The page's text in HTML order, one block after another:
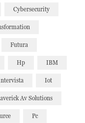
Cybersecurity
Futura
Hp IBM
Iot
Av Solutions
Pc